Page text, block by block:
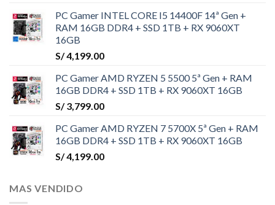
PC Gamer INTEL CORE I5 14400F 14ª Gen +
RAM 16GB DDR4 + SSD 1TB + RX 9060XT
16GB
S/4,199.00
PC Gamer AMD RYZEN 5 5500 5ª Gen + RAM
16GB DDR4 + SSD 1TB + RX 9060XT 16GB
S/3,799.00
PC Gamer AMD RYZEN 7 5700X 5ª Gen + RAM
16GB DDR4 + SSD 1TB + RX 9060XT 16GB
S/4,199.00
MAS VENDIDO